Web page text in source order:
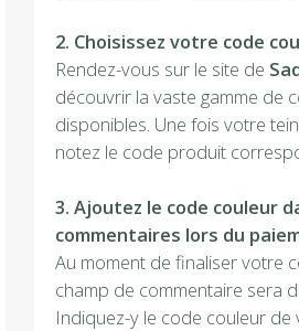
2. Choisissez votre code
Rendez-vous sur le site de
découvrir la vaste gamme de
disponibles. Une fois votre
notez le code produit
3. Ajoutez le code couleur
commentaires lors du
Au moment de finaliser votre
champ de commentaire sera
Indiquez-y le code couleur de